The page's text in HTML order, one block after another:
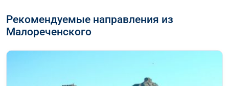
Рекомендуемые направления из
Малореченского